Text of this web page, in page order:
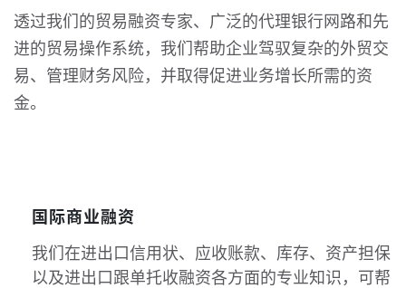
透过我们的贸易融资专家、广泛的代理银行网路和先
进的贸易操作系统，我们帮助企业驾驭复杂的外贸交
易、管理财务风险，并取得促进业务增长所需的资
金。
国际商业融资
我们在进出口信用状、应收账款、库存、资产担保
以及进出口跟单托收融资各方面的专业知识，可帮